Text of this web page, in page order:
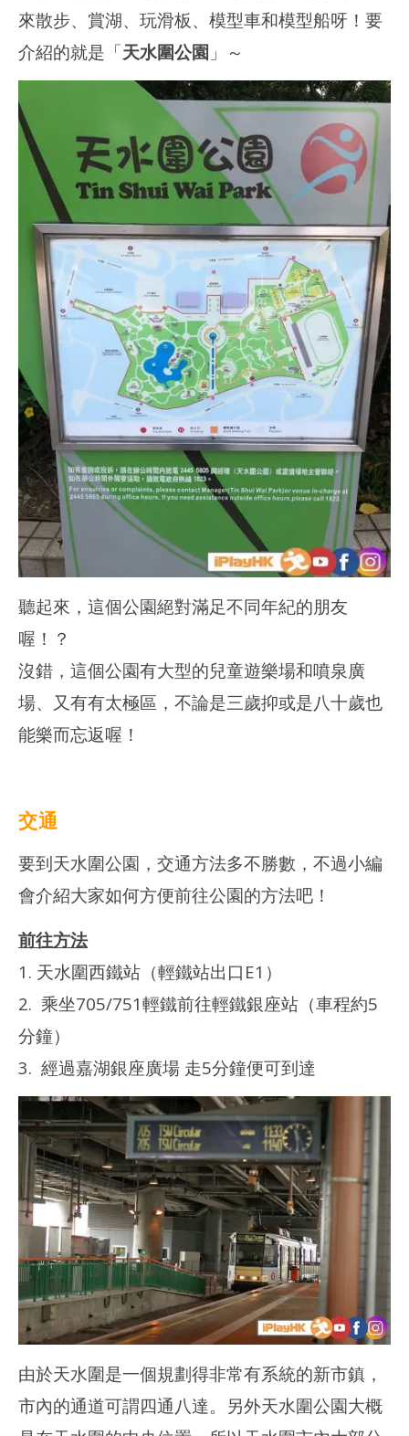
[天水圍站] 天水圍公園 (親子、野餐好去處 | 交通)
2021
年 8
月
23
來散步、賞湖、玩滑板、模型車和模型船呀！要
介紹的就是「天水圍公園 」～
聽起來，這個公園絕對滿足不同年紀的朋友
喔！？
沒錯，這個公園有大型的兒童遊樂場和噴泉廣
場、又有有太極區，不論是三歲抑或是八十歲也
能樂而忘返喔！
交通
要到天水圍公園，交通方法多不勝數，不過小編
會介紹大家如何方便前往公園的方法吧！
前往方法
1. 天水圍西鐵站（輕鐵站出口E1）
2. 乘坐705/751輕鐵前往輕鐵銀座站（車程約5
分鐘）
3. 經過嘉湖銀座廣場 走5分鐘便可到達
由於天水圍是一個規劃得非常有系統的新市鎮，
市內的通道可謂四通八達。另外天水圍公園大概